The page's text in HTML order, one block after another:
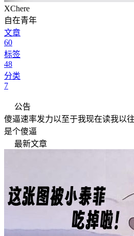
XChere
自在青年
文章
60
标签
48
分类
7
公告
傻逼速率发力以至于我现在读我以
是个傻逼
最新文章